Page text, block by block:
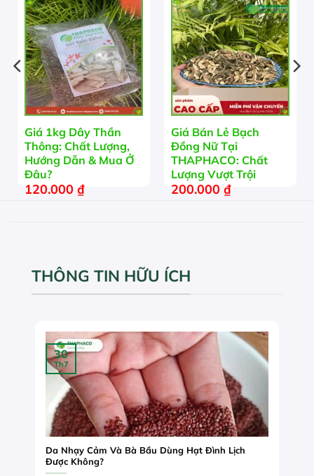
Giá 1kg Dây Thần
Thông: Chất Lượng,
Hướng Dẫn & Mua Ở
Đâu?
120.000 ₫
Giá Bán Lẻ Bạch
Đồng Nữ Tại
THAPHACO: Chất
Lượng Vượt Trội
200.000 ₫
THÔNG TIN HỮU ÍCH
Da Nhạy Cảm Và Bà Bầu Dùng Hạt Đình Lịch
Được Không?
30
Th7